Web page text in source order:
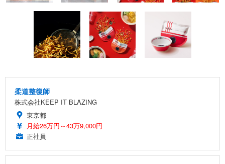
柔道整復師
株式会社KEEP IT BLAZING
東京都
月給26万円～43万9,000円
正社員